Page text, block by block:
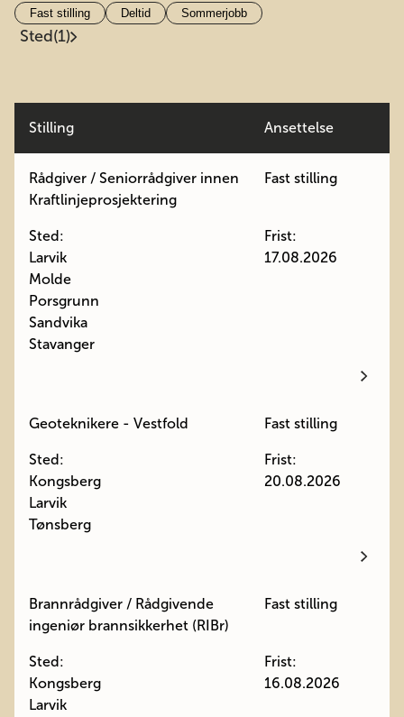
Fast stilling Deltid Sommerjobb
Sted(1)
Stilling Ansettelse
Rådgiver / Seniorrådgiver innen
Kraftlinjeprosjektering
Fast stilling
Sted:
Larvik
Molde
Porsgrunn
Sandvika
Stavanger
Frist:
17.08.2026
Geoteknikere - Vestfold Fast stilling
Sted:
Kongsberg
Larvik
Tønsberg
Frist:
20.08.2026
Brannrådgiver / Rådgivende
ingeniør brannsikkerhet (RIBr)
Fast stilling
Sted:
Kongsberg
Larvik
Frist:
16.08.2026